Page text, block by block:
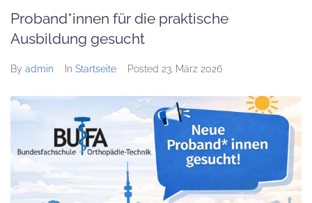
Proband*innen für die praktische
Ausbildung gesucht
By admin In Startseite Posted 23. März 2026